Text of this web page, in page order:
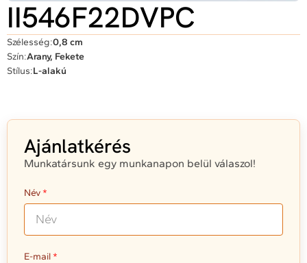
II546F22DVPC
Szélesség:0,8 cm
Szín:Arany, Fekete
Stílus:L-alakú
Ajánlatkérés
Munkatársunk egy munkanapon belül válaszol!
Név
E-mail